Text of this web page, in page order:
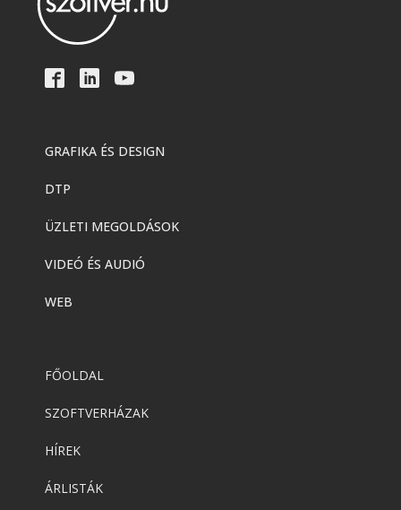
GRAFIKA ÉS DESIGN
DTP
ÜZLETI MEGOLDÁSOK
VIDEÓ ÉS AUDIÓ
WEB
FŐOLDAL
SZOFTVERHÁZAK
HÍREK
ÁRLISTÁK